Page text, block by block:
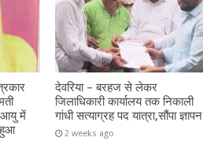
आयु में
देवरिया – बरहज से लेकर
जिलाधिकारी कार्यालय तक निकाली
गांधी सत्याग्रह पद यात्रा,सौंपा ज्ञापन
2 weeks ago